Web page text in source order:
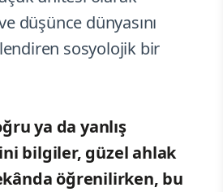
düşünce dünyasını
sosyolojik bir
ya da yanlış
bilgiler, güzel ahlak
öğrenilirken, bu